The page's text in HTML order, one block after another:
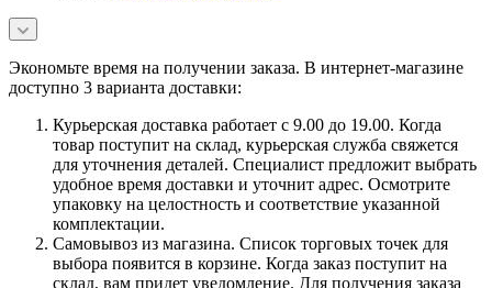
Экономьте время на получении заказа. В интернет-магазине
доступно 3 варианта доставки:
Курьерская доставка работает с 9.00 до 19.00. Когда
товар поступит на склад, курьерская служба свяжется
для уточнения деталей. Специалист предложит выбрать
удобное время доставки и уточнит адрес. Осмотрите
упаковку на целостность и соответствие указанной
комплектации.
Самовывоз из магазина. Список торговых точек для
выбора появится в корзине. Когда заказ поступит на
склад, вам придет уведомление. Для получения заказа